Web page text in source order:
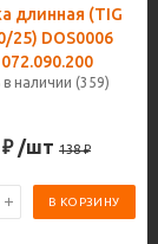
длинная (TIG
25) DOS0006
в наличии (359)
₽ /шт 138₽
В КОРЗИНУ